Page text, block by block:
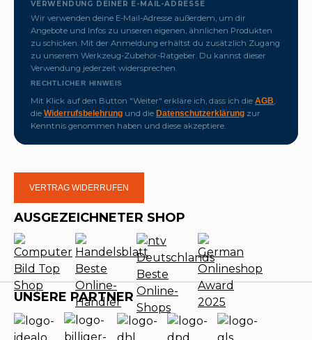
VERWENDUNG DEINER E-MAIL-ADRESSE
Wir verwenden deine E-Mail-Adresse außerdem, um dir
Angebote und Infos zu unseren eigenen, ähnlichen Produkten
zu schicken. Mit der Anmeldung erhältst du zusätzlich Zugang
zu unserem Werkzeug-Zubehör-Ratgeber. Du kannst dieser
Verwendung jederzeit widersprechen.
RECHTLICHER HINWEIS
Mit Klick auf den Button "Weiter" erkläre ich, dass ich die AGB
die Widerrufsbelehrung und die Datenschutzerklärung zur
Kenntnis genommen haben und diese akzeptiere.
VERTRAG WIDERRUFEN
AUSGEZEICHNETER SHOP
UNSERE PARTNER